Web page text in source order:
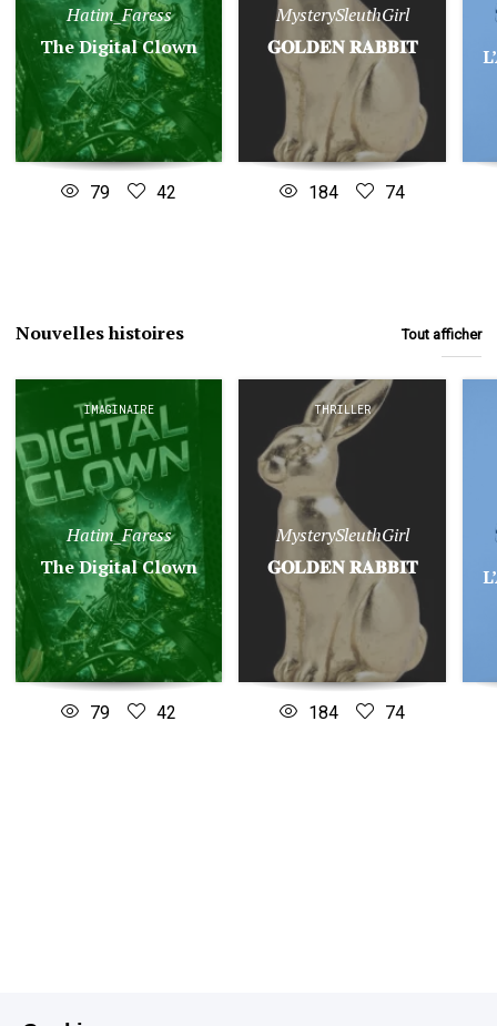
Hatim_Faress
The Digital Clown
79 42
MysterySleuthGirl
𝐆𝐎𝐋𝐃𝐄𝐍 𝐑𝐀𝐁𝐁𝐈𝐓
184 74
Nouvelles histoires Tout afficher
IMAGINAIRE
Hatim_Faress
The Digital Clown
79 42
THRILLER
MysterySleuthGirl
𝐆𝐎𝐋𝐃𝐄𝐍 𝐑𝐀𝐁𝐁𝐈𝐓
184 74